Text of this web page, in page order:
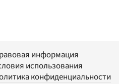
информация
использования
конфиденциальности